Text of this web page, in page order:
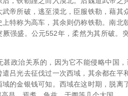
帝所破，逃至漠北，臣服铁勒，藉
特称为高车，其余则仍称铁勒。南
厥强盛。公元552年，柔然为其所破。
甚政治关系的，因为它不能侵略中国
吕光去征伐过一次西域，其余都在
的金银钱可知。西域在这时期，脱离